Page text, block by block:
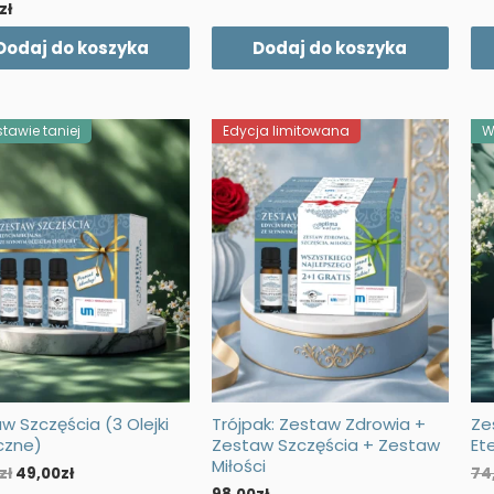
zł
do koszyka
wynosiła:
74,70zł.
wynosi:
49,00zł.
Dodaj do koszyka
taniej
Szczęścia (3 Olejki
zł Pierwotna
49,00złAktualna
Edycja limitowana
Trójpak: Zestaw Zdrowia +
Zestaw Szczęścia + Zestaw
Miłości